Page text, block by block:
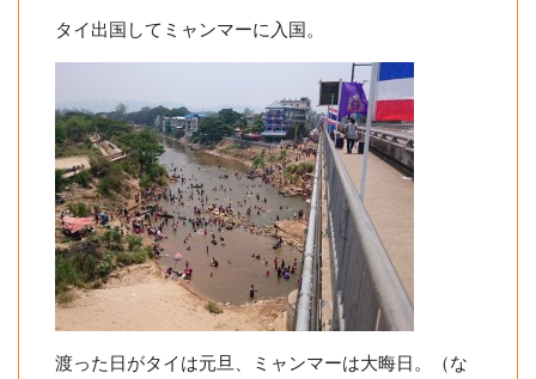
タイ出国してミャンマーに入国。
渡った日がタイは元旦、ミャンマーは大晦日。（な